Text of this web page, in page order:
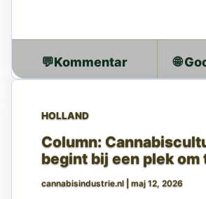
💬 🌐
HOLLAND
Column:
begint bij een plek om
cannabisindustrie.nl maj 12, 2026